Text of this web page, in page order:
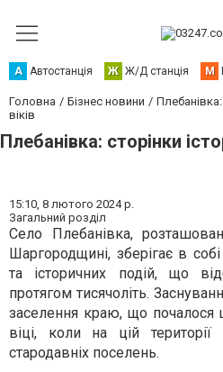
А Автостанція Ж Ж/Д станція М
Головна Бізнес новини
Плебанівка:
віків
Плебанівка: сторінки
15:10, 8 лютого 2024 р.
Загальний розділ
Село Плебанівка,
Шаргородщині, зберігає в собі
та історичних подій, що
протягом тисячоліть.
заселення краю, що почалося
віці, коли на цій
стародавніх поселень.